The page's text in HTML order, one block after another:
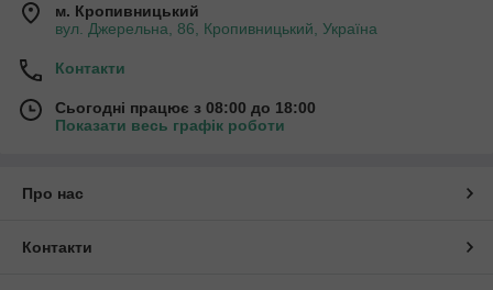
м. Кропивницький
вул. Джерельна, 86, Кропивницький, Україна
Контакти
Сьогодні працює з 08:00 до 18:00
Показати весь графік роботи
Про нас
Контакти